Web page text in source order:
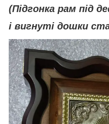
(Підгонка рам під
і вигнуті дошки